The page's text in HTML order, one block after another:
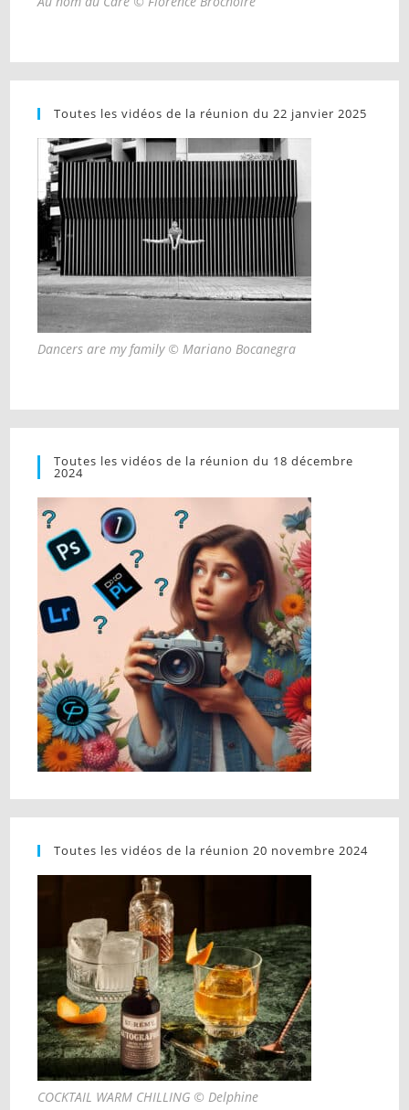
Toutes les vidéos de la réunion du 22 janvier 2025
Dancers are my family © Mariano Bocanegra
Toutes les vidéos de la réunion du 18 décembre
2024
Toutes les vidéos de la réunion 20 novembre 2024
COCKTAIL WARM CHILLING © Delphine